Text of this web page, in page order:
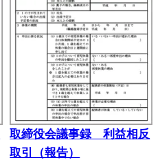
取締役会議事録 利益相反
取引（報告）